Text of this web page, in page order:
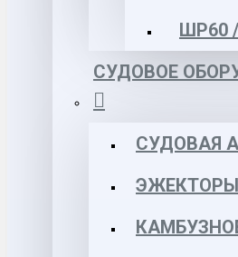
ШР60
СУДОВОЕ
СУДОВАЯ
ЭЖЕКТОРЫ